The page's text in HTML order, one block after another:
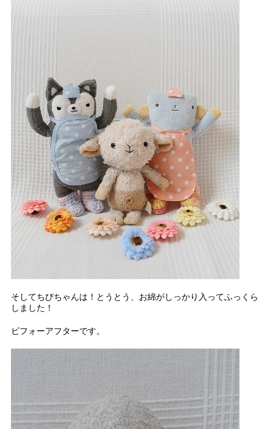
そしてちびちゃんは！とうとう、お綿がしっかり入ってふっくら
しました！
ビフォーアフターです。